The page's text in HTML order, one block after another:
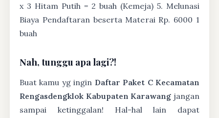
x 3 Hitam Putih = 2 buah (Kemeja) 5. Melunasi
Biaya Pendaftaran beserta Materai Rp. 6000 1
buah
Nah, tunggu apa lagi?!
Buat kamu yg ingin Daftar Paket C Kecamatan
Rengasdengklok Kabupaten Karawang jangan
sampai ketinggalan! Hal-hal lain dapat